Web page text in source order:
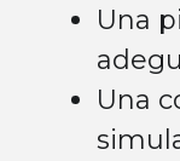
Una
Una